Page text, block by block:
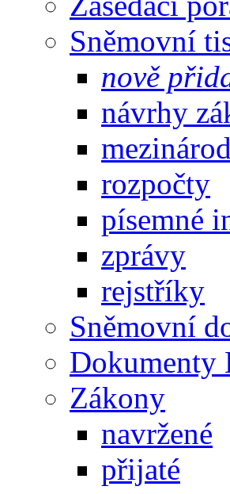
Sněmovní
nově
návrhy
rozpočty
písemné
zprávy
rejstříky
Sněmovní
Dokumenty
Zákony
navržené
přijaté